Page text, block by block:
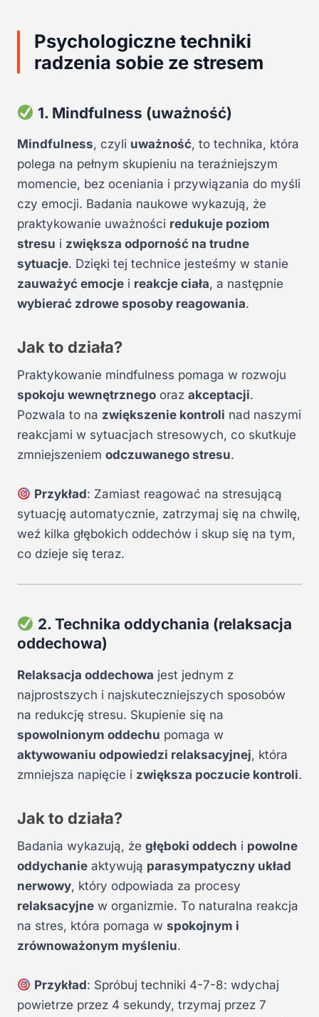
Psychologiczne techniki
radzenia sobie ze stresem
1. Mindfulness (uważność)
Mindfulness, czyli uważność, to technika, która
polega na pełnym skupieniu na teraźniejszym
momencie, bez oceniania i przywiązania do myśli
czy emocji. Badania naukowe wykazują, że
praktykowanie uważności redukuje poziom
stresu i zwiększa odporność na trudne
sytuacje. Dzięki tej technice jesteśmy w stanie
zauważyć emocje i reakcje ciała, a następnie
wybierać zdrowe sposoby reagowania.
Jak to działa?
Praktykowanie mindfulness pomaga w rozwoju
spokoju wewnętrznego oraz akceptacji.
Pozwala to na zwiększenie kontroli nad naszymi
reakcjami w sytuacjach stresowych, co skutkuje
zmniejszeniem odczuwanego stresu.
Przykład: Zamiast reagować na stresującą
sytuację automatycznie, zatrzymaj się na chwilę,
weź kilka głębokich oddechów i skup się na tym,
co dzieje się teraz.
2. Technika oddychania (relaksacja
oddechowa)
Relaksacja oddechowa jest jednym z
najprostszych i najskuteczniejszych sposobów
na redukcję stresu. Skupienie się na
spowolnionym oddechu pomaga w
aktywowaniu odpowiedzi relaksacyjnej, która
zmniejsza napięcie i zwiększa poczucie kontroli.
Jak to działa?
Badania wykazują, że głęboki oddech i powolne
oddychanie aktywują parasympatyczny układ
nerwowy, który odpowiada za procesy
relaksacyjne w organizmie. To naturalna reakcja
na stres, która pomaga w spokojnym i
zrównoważonym myśleniu.
Przykład: Spróbuj techniki 4-7-8: wdychaj
powietrze przez 4 sekundy, trzymaj przez 7